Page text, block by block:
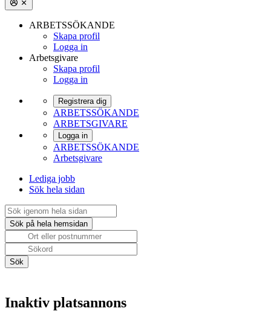
ARBETSSÖKANDE
Skapa profil
Logga in
Arbetsgivare
Skapa profil
Logga in
Registrera dig
ARBETSSÖKANDE
ARBETSGIVARE
Logga in
ARBETSSÖKANDE
Arbetsgivare
Lediga jobb
Sök hela sidan
Inaktiv platsannons